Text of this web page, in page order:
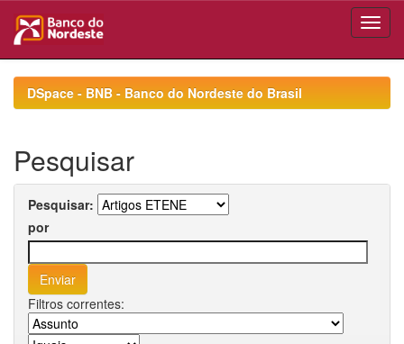
navigationDSpace - BNB - Banco do Nordeste do Brasil
Pesquisar
Pesquisar:
por
Filtros correntes: